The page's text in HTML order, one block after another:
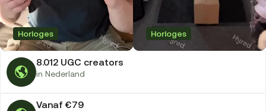
8.012 UGC creators
in Nederland
Horloges Horloges
Vanaf €79